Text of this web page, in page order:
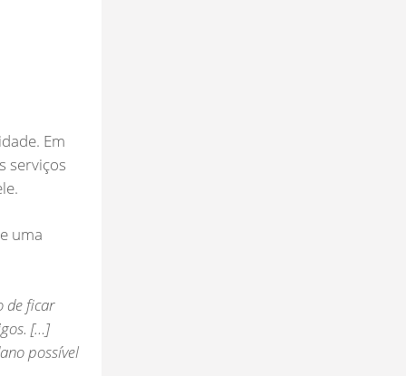
Em
serviços
uma
de ficar
[…]
possível